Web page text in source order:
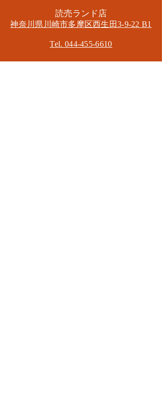
​読売ランド店
神奈川県川崎市多摩区​西生田3-9-22 B1
Tel. 044-455-6610